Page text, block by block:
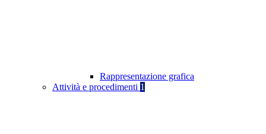
Rappresentazione grafica
Attività e procedimenti 1